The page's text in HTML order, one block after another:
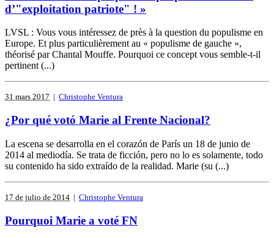
d’"exploitation patriote" ! »
LVSL : Vous vous intéressez de près à la question du populisme en
Europe. Et plus particulièrement au « populisme de gauche »,
théorisé par Chantal Mouffe. Pourquoi ce concept vous semble-t-il
pertinent (...)
31 mars 2017 | Christophe Ventura
¿Por qué votó Marie al Frente Nacional?
La escena se desarrolla en el corazón de París un 18 de junio de
2014 al mediodía. Se trata de ficción, pero no lo es solamente, todo
su contenido ha sido extraído de la realidad. Marie (su (...)
17 de julio de 2014 | Christophe Ventura
Pourquoi Marie a voté FN